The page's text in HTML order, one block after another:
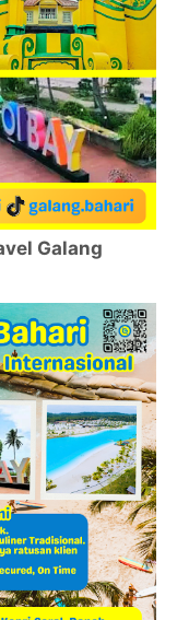
Galang